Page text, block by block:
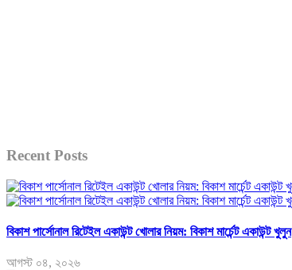
Recent Posts
বিকাশ পার্সোনাল রিটেইল একাউন্ট খোলার নিয়ম: বিকাশ মার্চেন্ট একাউন্ট খুলুন
আগস্ট ০৪, ২০২৬